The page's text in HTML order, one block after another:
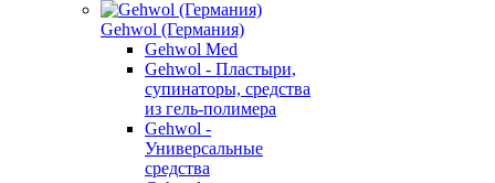
Gehwol (Германия)
Gehwol Med
Gehwol - Пластыри,
супинаторы, средства
из гель-полимера
Gehwol -
Универсальные
средства